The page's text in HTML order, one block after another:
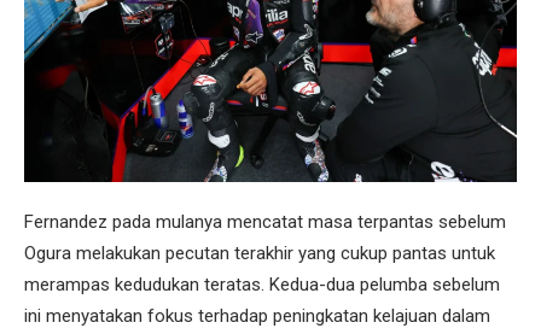
Fernandez pada mulanya mencatat masa terpantas sebelum
Ogura melakukan pecutan terakhir yang cukup pantas untuk
merampas kedudukan teratas. Kedua-dua pelumba sebelum
ini menyatakan fokus terhadap peningkatan kelajuan dalam